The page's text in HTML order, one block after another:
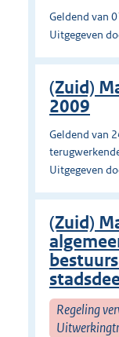
Geldend van
Uitgegeven
(Zuid)
2009
Geldend van
Uitgegeven
(Zuid)
Regeling